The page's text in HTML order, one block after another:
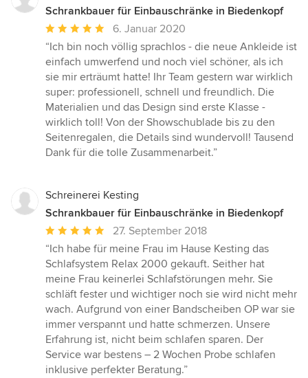
Schrankbauer für Einbauschränke in Biedenkopf
Durchschnittliche
Bewertung:
5
von
5
Sternen
6. Januar 2020
“Ich bin noch völlig sprachlos - die neue Ankleide ist
einfach umwerfend und noch viel schöner, als ich
sie mir erträumt hatte! Ihr Team gestern war wirklich
super: professionell, schnell und freundlich. Die
Materialien und das Design sind erste Klasse -
wirklich toll! Von der Showschublade bis zu den
Seitenregalen, die Details sind wundervoll! Tausend
Dank für die tolle Zusammenarbeit.”
Schreinerei Kesting
Schrankbauer für Einbauschränke in Biedenkopf
Durchschnittliche
Bewertung:
5
von
5
Sternen
27. September 2018
“Ich habe für meine Frau im Hause Kesting das
Schlafsystem Relax 2000 gekauft. Seither hat
meine Frau keinerlei Schlafstörungen mehr. Sie
schläft fester und wichtiger noch sie wird nicht mehr
wach. Aufgrund von einer Bandscheiben OP war sie
immer verspannt und hatte schmerzen. Unsere
Erfahrung ist, nicht beim schlafen sparen. Der
Service war bestens – 2 Wochen Probe schlafen
inklusive perfekter Beratung.”